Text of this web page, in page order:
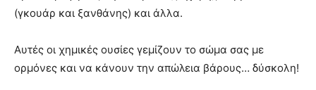
(γκουάρ και ξανθάνης) και άλλα.
Αυτές οι χημικές ουσίες γεμίζουν το σώμα σας με
ορμόνες και να κάνουν την απώλεια βάρους… δύσκολη!